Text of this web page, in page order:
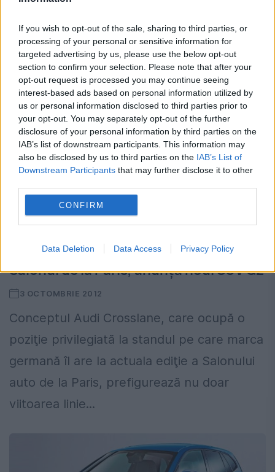
If you wish to opt-out of the sale, sharing to third parties, or
processing of your personal or sensitive information for
targeted advertising by us, please use the below opt-out
section to confirm your selection. Please note that after your
opt-out request is processed you may continue seeing
interest-based ads based on personal information utilized by
us or personal information disclosed to third parties prior to
your opt-out. You may separately opt-out of the further
disclosure of your personal information by third parties on the
IAB’s list of downstream participants. This information may
also be disclosed by us to third parties on the IAB’s List of
Downstream Participants that may further disclose it to other
CONFIRM
Data Deletion Data Access Privacy Policy
prognozat pentru 2015. Deocamdată,
producătorul italian a...
Audi Crosslane, conceptul prezentat la
Salonul de la Paris, anunţă noul SUV Q2
3 OCTOMBRIE 2012
Conceptul Audi Crosslane, care ocupă o
poziţie privilegiată la standul pe care marca
germană îl are la actuala ediţie a Salonului
auto de la Paris, prefigurează nu doar
viitoarea linie...